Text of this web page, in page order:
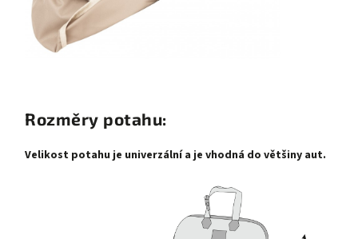
Rozměry potahu:
Velikost potahu je univerzální a je vhodná do většiny aut.